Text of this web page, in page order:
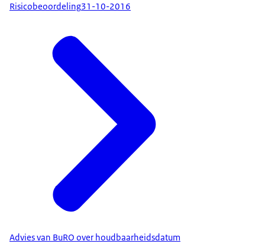
Risicobeoordeling31-10-2016
Advies van BuRO over houdbaarheidsdatum